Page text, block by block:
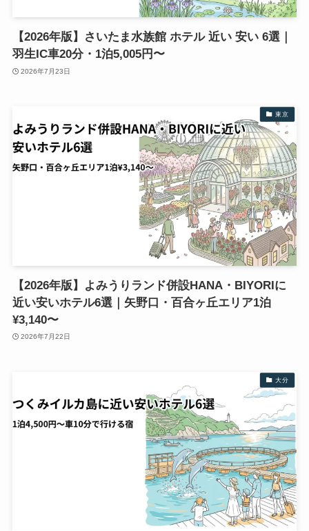
【2026年版】さいたま水族館 ホテル 近い 安い 6選｜
羽生IC車20分・1泊5,005円〜
2026年7月23日
東京
【2026年版】よみうりランド併設HANA・BIYORIに
近い安いホテル6選｜矢野口・百合ヶ丘エリア1泊
¥3,140〜
2026年7月22日
大分